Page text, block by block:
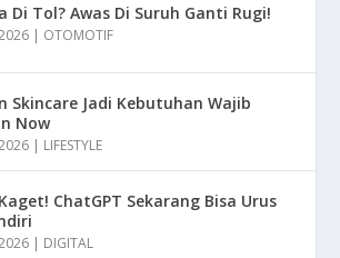
Di Tol? Awas Di Suruh Ganti Rugi!
| OTOMOTIF
Skincare Jadi Kebutuhan Wajib
Now
| LIFESTYLE
ChatGPT Sekarang Bisa Urus
| DIGITAL